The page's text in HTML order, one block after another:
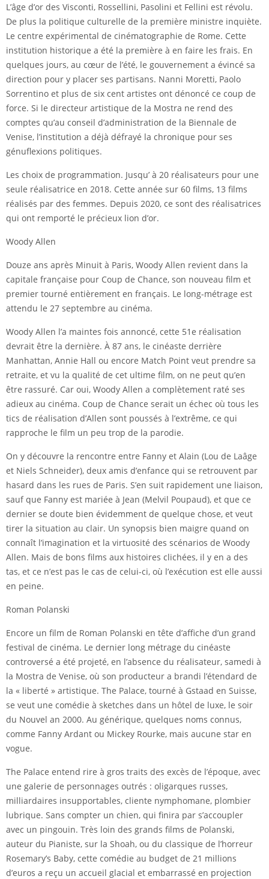
L’âge d’or des Visconti, Rossellini, Pasolini et Fellini est révolu.
De plus la politique culturelle de la première ministre inquiète.
Le centre expérimental de cinématographie de Rome. Cette
institution historique a été la première à en faire les frais. En
quelques jours, au cœur de l’été, le gouvernement a évincé sa
direction pour y placer ses partisans. Nanni Moretti, Paolo
Sorrentino et plus de six cent artistes ont dénoncé ce coup de
force. Si le directeur artistique de la Mostra ne rend des
comptes qu’au conseil d’administration de la Biennale de
Venise, l’institution a déjà défrayé la chronique pour ses
génuflexions politiques.
Les choix de programmation. Jusqu’ à 20 réalisateurs pour une
seule réalisatrice en 2018. Cette année sur 60 films, 13 films
réalisés par des femmes. Depuis 2020, ce sont des réalisatrices
qui ont remporté le précieux lion d’or.
Woody Allen
Douze ans après Minuit à Paris, Woody Allen revient dans la
capitale française pour Coup de Chance, son nouveau film et
premier tourné entièrement en français. Le long-métrage est
attendu le 27 septembre au cinéma.
Woody Allen l’a maintes fois annoncé, cette 51e réalisation
devrait être la dernière. À 87 ans, le cinéaste derrière
Manhattan, Annie Hall ou encore Match Point veut prendre sa
retraite, et vu la qualité de cet ultime film, on ne peut qu’en
être rassuré. Car oui, Woody Allen a complètement raté ses
adieux au cinéma. Coup de Chance serait un échec où tous les
tics de réalisation d’Allen sont poussés à l’extrême, ce qui
rapproche le film un peu trop de la parodie.
On y découvre la rencontre entre Fanny et Alain (Lou de Laâge
et Niels Schneider), deux amis d’enfance qui se retrouvent par
hasard dans les rues de Paris. S’en suit rapidement une liaison,
sauf que Fanny est mariée à Jean (Melvil Poupaud), et que ce
dernier se doute bien évidemment de quelque chose, et veut
tirer la situation au clair. Un synopsis bien maigre quand on
connaît l’imagination et la virtuosité des scénarios de Woody
Allen. Mais de bons films aux histoires clichées, il y en a des
tas, et ce n’est pas le cas de celui-ci, où l’exécution est elle aussi
en peine.
Roman Polanski
Encore un film de Roman Polanski en tête d’affiche d’un grand
festival de cinéma. Le dernier long métrage du cinéaste
controversé a été projeté, en l’absence du réalisateur, samedi à
la Mostra de Venise, où son producteur a brandi l’étendard de
la « liberté » artistique. The Palace, tourné à Gstaad en Suisse,
se veut une comédie à sketches dans un hôtel de luxe, le soir
du Nouvel an 2000. Au générique, quelques noms connus,
comme Fanny Ardant ou Mickey Rourke, mais aucune star en
vogue.
The Palace entend rire à gros traits des excès de l’époque, avec
une galerie de personnages outrés : oligarques russes,
milliardaires insupportables, cliente nymphomane, plombier
lubrique. Sans compter un chien, qui finira par s’accoupler
avec un pingouin. Très loin des grands films de Polanski,
auteur du Pianiste, sur la Shoah, ou du classique de l’horreur
Rosemary’s Baby, cette comédie au budget de 21 millions
d’euros a reçu un accueil glacial et embarrassé en projection